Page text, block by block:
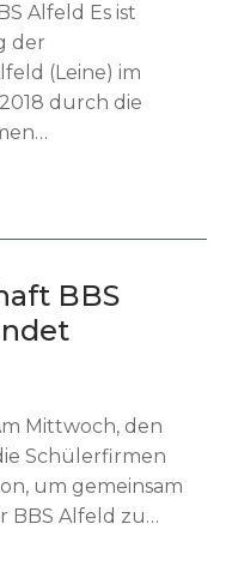
Alfeld Es ist
der
(Leine) im
durch die
BBS
Mittwoch, den
Schülerfirmen
um gemeinsam
BBS Alfeld zu…